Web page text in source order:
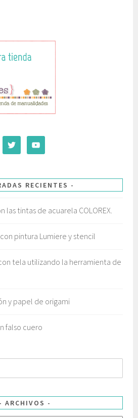
RECIENTES
las tintas de acuarela COLOREX.
pintura Lumiere y stencil
tela utilizando la herramienta de
y papel de origami
falso cuero
ARCHIVOS